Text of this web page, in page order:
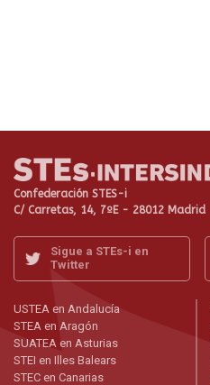
Confederación STES-i
C/ Carretas, 14, 7ºE - 28012 Madrid
Sigue a STEs-i en
Twitter
USTEA en Andalucía
STEA en Aragón
SUATEA en Asturias
STEI en Illes Balears
STEC en Canarias